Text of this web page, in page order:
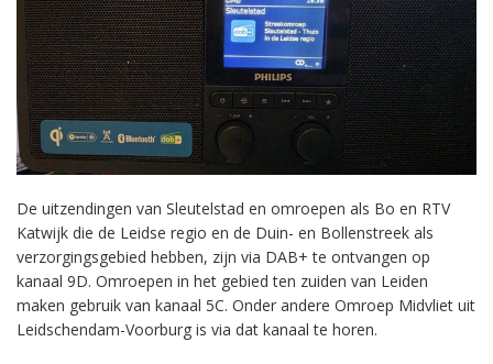
De uitzendingen van Sleutelstad en omroepen als Bo en RTV
Katwijk die de Leidse regio en de Duin- en Bollenstreek als
verzorgingsgebied hebben, zijn via DAB+ te ontvangen op
kanaal 9D. Omroepen in het gebied ten zuiden van Leiden
maken gebruik van kanaal 5C. Onder andere Omroep Midvliet uit
Leidschendam-Voorburg is via dat kanaal te horen.